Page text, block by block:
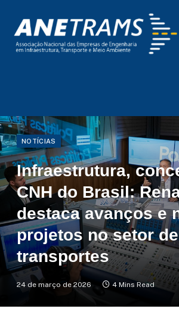
NOTÍCIAS
Infraestrutura,
CNH do Brasil:
destaca avanços e
projetos no setor de
transportes
24 de março de 2026 4 Mins Read